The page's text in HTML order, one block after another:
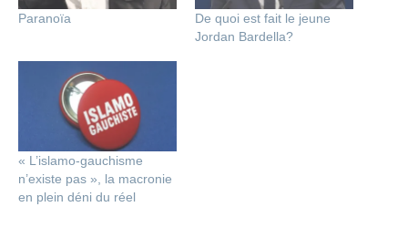
Paranoïa
De quoi est fait le jeune
Jordan Bardella?
« L’islamo-gauchisme
n’existe pas », la macronie
en plein déni du réel